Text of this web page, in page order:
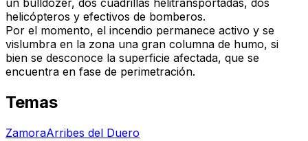
un bulldozer, dos cuadrillas helitransportadas, dos
helicópteros y efectivos de bomberos.
Por el momento, el incendio permanece activo y se
vislumbra en la zona una gran columna de humo, si
bien se desconoce la superficie afectada, que se
encuentra en fase de perimetración.
Temas
ZamoraArribes del Duero